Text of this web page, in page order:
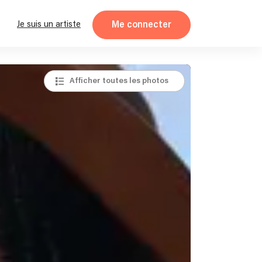
Je suis un artiste Me connecter
Afficher toutes les photos